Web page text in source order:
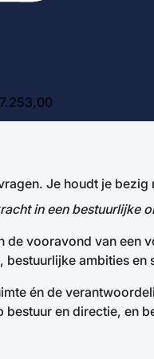
Je houdt je
in een bestuurlijke
de vooravond van
ambities en
én de
en directie, en